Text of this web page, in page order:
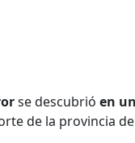
se descubrió en
de la provincia de